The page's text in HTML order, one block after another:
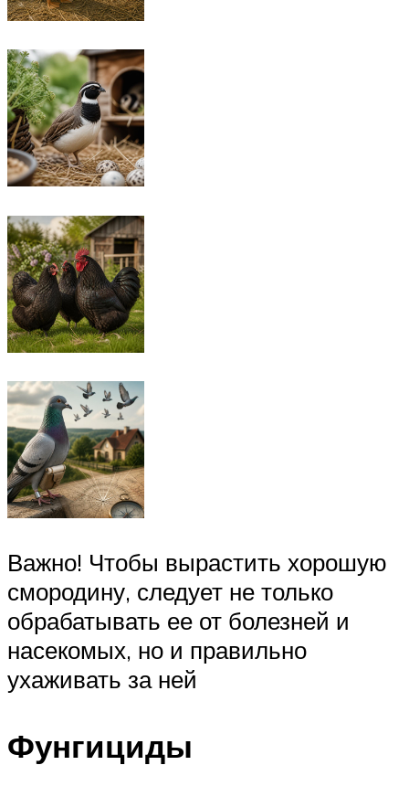
Важно! Чтобы вырастить хорошую
смородину, следует не только
обрабатывать ее от болезней и
насекомых, но и правильно
ухаживать за ней
Фунгициды